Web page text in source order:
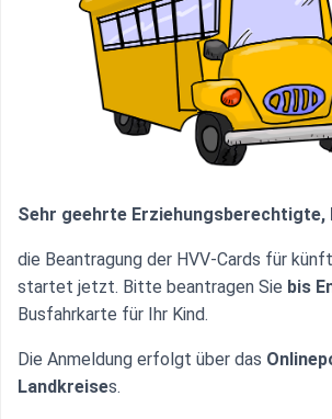
Sehr geehrte Erziehungsberechtigte,
die Beantragung der HVV-Cards für
startet jetzt. Bitte beantragen Sie bis
Busfahrkarte für Ihr Kind.
Die Anmeldung erfolgt über das
Landkreises.